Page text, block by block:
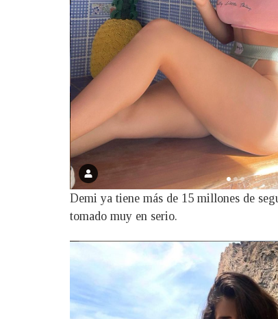
Demi ya tiene más de 15 millones de
tomado muy en serio.